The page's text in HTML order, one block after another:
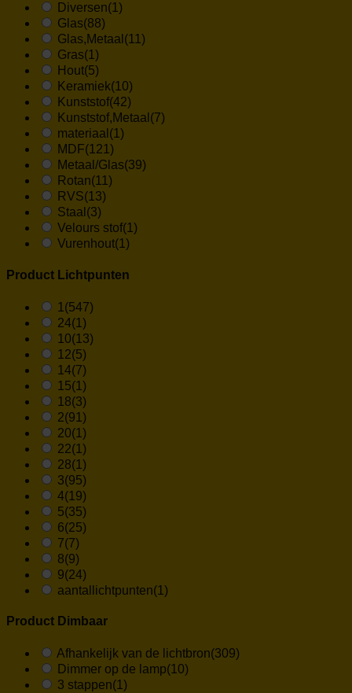
Diversen(1)
Glas(88)
Glas,Metaal (11)
Gras(1)
Hout(5)
Keramiek(10)
Kunststof(42)
Kunststof,Metaal (7)
materiaal (1)
MDF(121)
Metaal/Glas(39)
Rotan(11)
RVS(13)
Staal (3)
Velours stof(1)
Vurenhout(1)
Product Lichtpunten
1 (547)
24(1)
10(13)
12(5)
14(7)
15(1)
18(3)
2(91)
20(1)
22(1)
28(1)
3(95)
4(19)
5(35)
6(25)
7(7)
8(9)
9(24)
aantallichtpunten(1)
Product Dimbaar
Afhankelijk van de lichtbron(309)
Dimmer op de lamp(10)
3 stappen(1)